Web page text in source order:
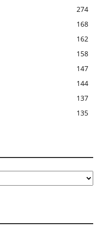
274
168
162
158
147
144
137
135